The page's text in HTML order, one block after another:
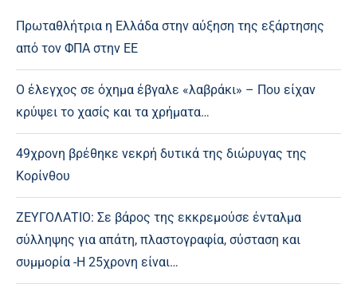
Πρωταθλήτρια η Ελλάδα στην αύξηση της εξάρτησης
από τον ΦΠΑ στην ΕΕ
Ο έλεγχος σε όχημα έβγαλε «λαβράκι» – Που είχαν
κρύψει το χασίς και τα χρήματα…
49χρονη βρέθηκε νεκρή δυτικά της διώρυγας της
Κορίνθου
ΖΕΥΓΟΛΑΤΙΟ: Σε βάρος της εκκρεμούσε ένταλμα
σύλληψης για απάτη, πλαστογραφία, σύσταση και
συμμορία -Η 25χρονη είναι…